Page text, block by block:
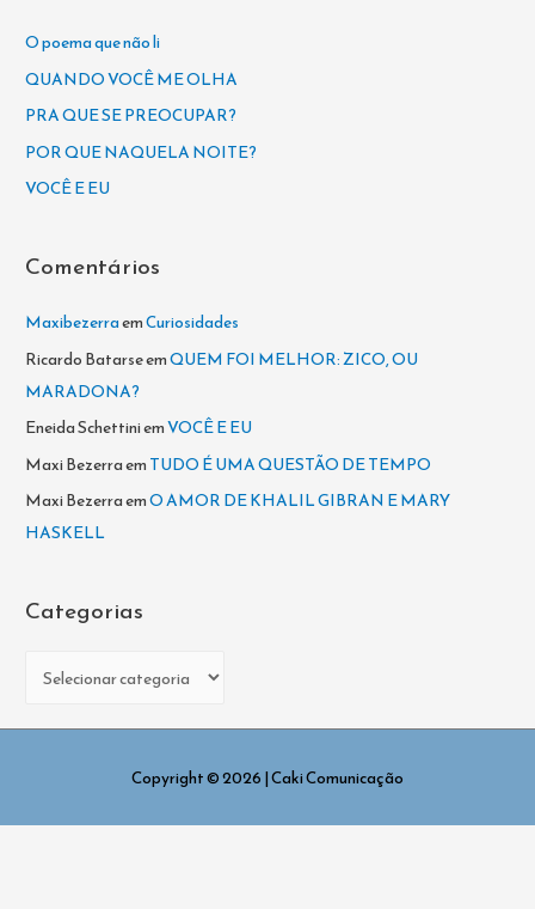
i
s
p
o
:
O poema que não li
QUANDO VOCÊ ME OLHA
PRA QUE SE PREOCUPAR?
POR QUE NAQUELA NOITE?
VOCÊ E EU
Comentários
MaxibezerraemCuriosidades
Ricardo BatarseemQUEM FOI MELHOR: ZICO, OU
MARADONA?
Eneida SchettiniemVOCÊ E EU
Maxi Bezerraem TUDO É UMA QUESTÃO DE TEMPO
Maxi BezerraemO AMOR DE KHALIL GIBRAN E MARY
HASKELL
Categorias
t
o
Copyright © 2026 | Caki Comunicação